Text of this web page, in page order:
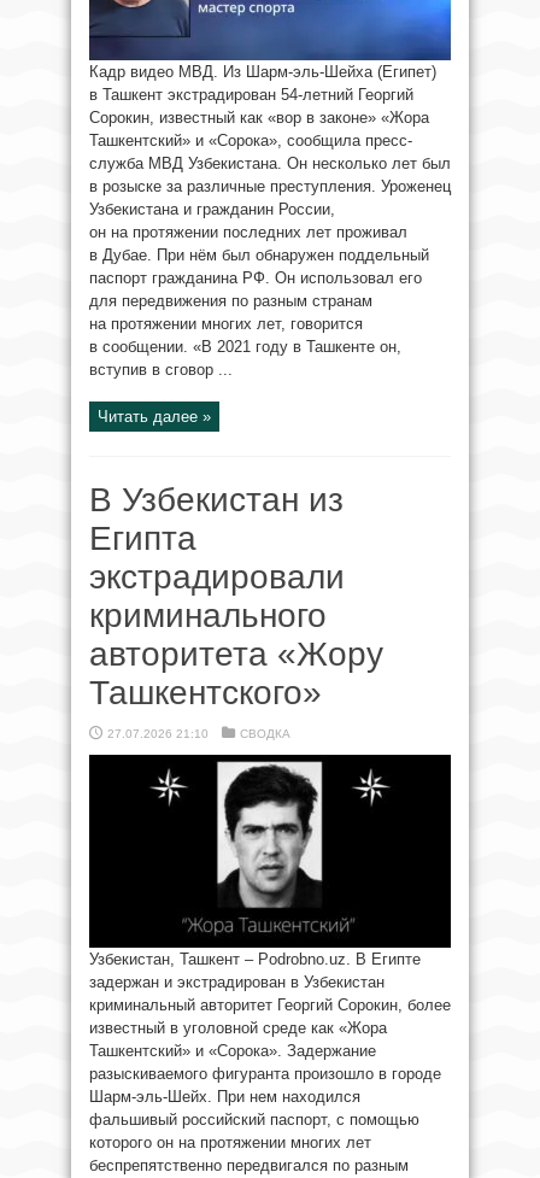
Кадр видео МВД. Из Шарм-эль-Шейха (Египет)
в Ташкент экстрадирован 54-летний Георгий
Сорокин, известный как «вор в законе» «Жора
Ташкентский» и «Сорока», сообщила пресс-
служба МВД Узбекистана. Он несколько лет был
в розыске за различные преступления. Уроженец
Узбекистана и гражданин России,
он на протяжении последних лет проживал
в Дубае. При нём был обнаружен поддельный
паспорт гражданина РФ. Он использовал его
для передвижения по разным странам
на протяжении многих лет, говорится
в сообщении. «В 2021 году в Ташкенте он,
вступив в сговор ...
Читать далее »
В Узбекистан из
Египта
экстрадировали
криминального
авторитета «Жору
Ташкентского»
27.07.2026 21:10 СВОДКА
Узбекистан, Ташкент – Podrobno.uz. В Египте
задержан и экстрадирован в Узбекистан
криминальный авторитет Георгий Сорокин, более
известный в уголовной среде как «Жора
Ташкентский» и «Сорока». Задержание
разыскиваемого фигуранта произошло в городе
Шарм-эль-Шейх. При нем находился
фальшивый российский паспорт, с помощью
которого он на протяжении многих лет
беспрепятственно передвигался по разным